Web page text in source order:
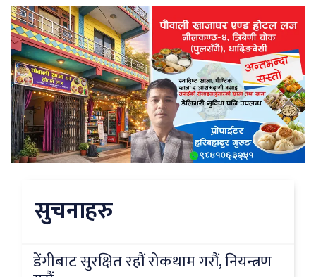
सुचनाहरु
डेंगीबाट सुरक्षित रहौं रोकथाम गरौं, नियन्त्रण